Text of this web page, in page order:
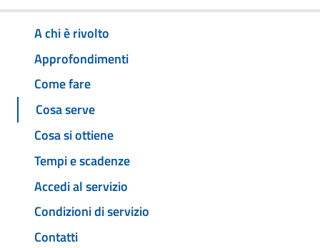
A chi è rivolto
Approfondimenti
Come fare
Cosa serve
Cosa si ottiene
Tempi e scadenze
Accedi al servizio
Condizioni di servizio
Contatti